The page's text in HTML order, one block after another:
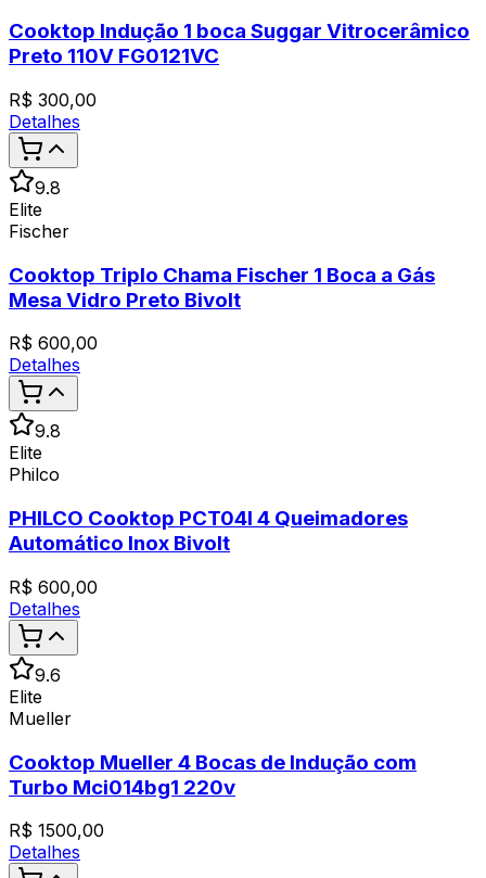
Cooktop Indução 1 boca Suggar Vitrocerâmico
Preto 110V FG0121VC
R$ 300,00
Detalhes
9.8
Elite
Fischer
Cooktop Triplo Chama Fischer 1 Boca a Gás
Mesa Vidro Preto Bivolt
R$ 600,00
Detalhes
9.8
Elite
Philco
PHILCO Cooktop PCT04I 4 Queimadores
Automático Inox Bivolt
R$ 600,00
Detalhes
9.6
Elite
Mueller
Cooktop Mueller 4 Bocas de Indução com
Turbo Mci014bg1 220v
R$ 1500,00
Detalhes